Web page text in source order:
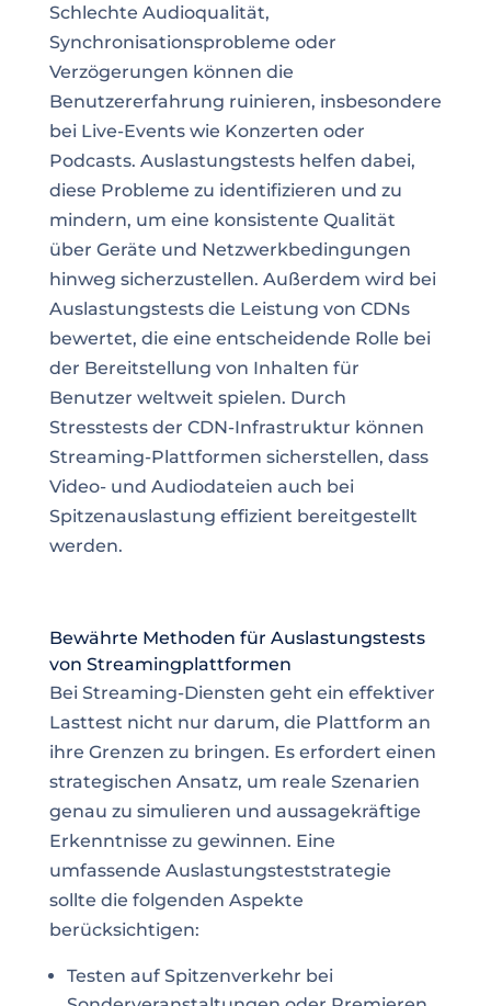
Schlechte Audioqualität,
Synchronisationsprobleme oder
Verzögerungen können die
Benutzererfahrung ruinieren, insbesondere
bei Live-Events wie Konzerten oder
Podcasts. Auslastungstests helfen dabei,
diese Probleme zu identifizieren und zu
mindern, um eine konsistente Qualität
über Geräte und Netzwerkbedingungen
hinweg sicherzustellen. Außerdem wird bei
Auslastungstests die Leistung von CDNs
bewertet, die eine entscheidende Rolle bei
der Bereitstellung von Inhalten für
Benutzer weltweit spielen. Durch
Stresstests der CDN-Infrastruktur können
Streaming-Plattformen sicherstellen, dass
Video- und Audiodateien auch bei
Spitzenauslastung effizient bereitgestellt
werden.
Bewährte Methoden für Auslastungstests
von Streamingplattformen
Bei Streaming-Diensten geht ein effektiver
Lasttest nicht nur darum, die Plattform an
ihre Grenzen zu bringen. Es erfordert einen
strategischen Ansatz, um reale Szenarien
genau zu simulieren und aussagekräftige
Erkenntnisse zu gewinnen. Eine
umfassende Auslastungsteststrategie
sollte die folgenden Aspekte
berücksichtigen:
Testen auf Spitzenverkehr bei